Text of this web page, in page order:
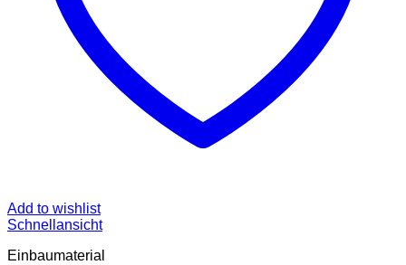
Add to wishlist
Schnellansicht
Einbaumaterial